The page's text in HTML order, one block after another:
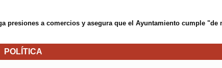
presiones a comercios y asegura que el Ayuntamiento cumple
POLÍTICA